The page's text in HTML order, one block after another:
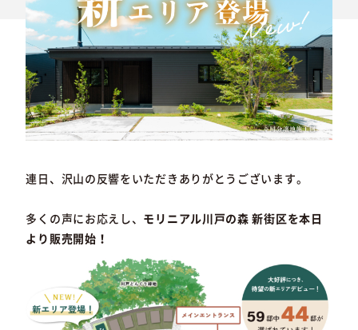
連日、沢山の反響をいただきありがとうございます。
多くの声にお応えし、 モリニアル川戸の森 新街区を本日
より販売開始！